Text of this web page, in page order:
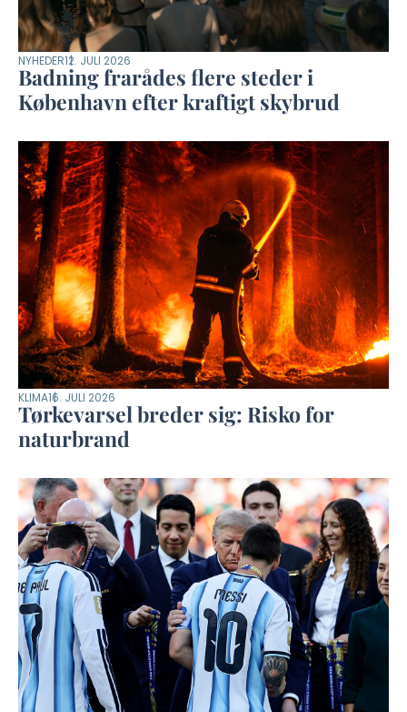
NYHEDER12. JULI 2026
Badning frarådes flere steder i
København efter kraftigt skybrud
KLIMA16. JULI 2026
Tørkevarsel breder sig: Risko for
naturbrand